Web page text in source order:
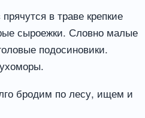
в траве крепкие
сыроежки. Словно малые
подосиновики.
бродим по лесу, ищем и